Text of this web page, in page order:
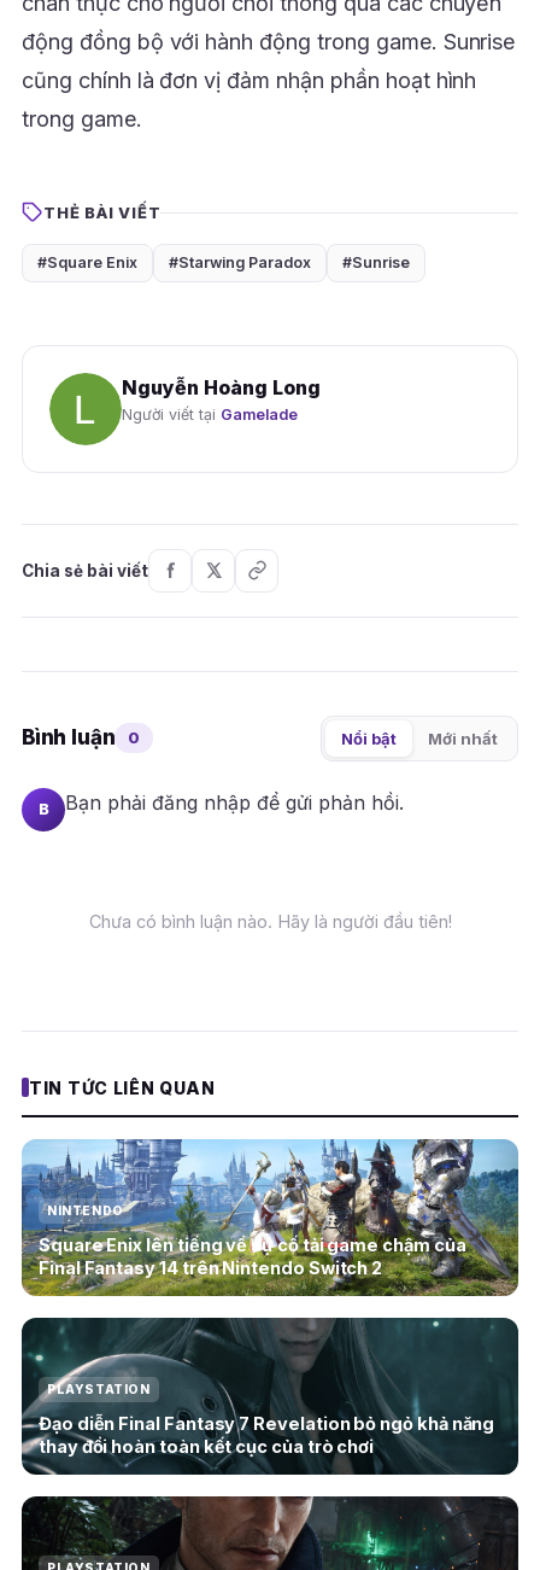
động đồng bộ với hành động trong game. Sunrise
cũng chính là đơn vị đảm nhận phần hoạt hình
trong game.
THẺ BÀI VIẾT
#Square Enix #Starwing Paradox #Sunrise
Nguyễn Hoàng Long
Người viết tại Gamelade
Chia sẻ bài viết
Bình luận 0 Nổi bật Mới nhất
B Bạn phải đăng nhập để gửi phản hồi.
Chưa có bình luận nào. Hãy là người đầu tiên!
TIN TỨC LIÊN QUAN
NINTENDO
Square Enix lên tiếng về sự cố tải game chậm của
Final Fantasy 14 trên Nintendo Switch 2
PLAYSTATION
Đạo diễn Final Fantasy 7 Revelation bỏ ngỏ khả năng
thay đổi hoàn toàn kết cục của trò chơi